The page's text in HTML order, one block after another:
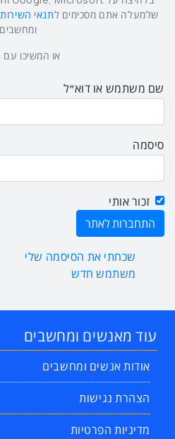
שלמעלה אתם מסכימים לתנאי השירות
או המשיכו
שם משתמש או דוא״ל
סיסמה
זכור אותי
שכחתי את הסיסמה שלי
משתמש חדש
עוד מאנשים ומחשבים
אודות אנשים ומחשבים
הצהרת נגישות
מדיניות הפרטיות